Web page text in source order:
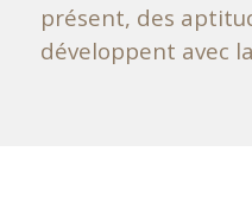
présent, des
développent avec